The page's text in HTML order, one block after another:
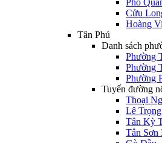
Phổ
Cửu
Hoàng
Tân Phú
Danh sách
Phường
Phường
Phường
Tuyến đường
Thoại
Lê
Tân Kỳ
Tân Sơn